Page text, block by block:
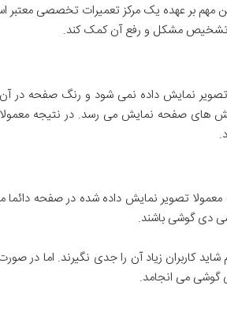
بر عهده یک مرکز تعمیرات تخصصی معتبر
در تشخیص مشکل و رفع آن کمک کند.
نمایش داده نمی شود و رنگ صفحه در
های صفحه نمایش می رسد. در نتیجه
تصویر نمایش داده شده در صفحه دائما
دی گوشی باشند.
کاربران زیاد آن را جدی نگیرند. اما در
گوشی می انجامد.